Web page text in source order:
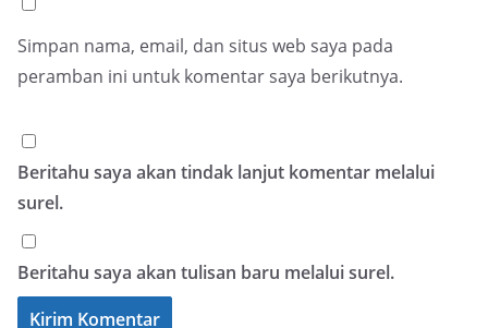
Simpan nama, email, dan situs web saya pada
peramban ini untuk komentar saya berikutnya.
Beritahu saya akan tindak lanjut komentar melalui
surel.
Beritahu saya akan tulisan baru melalui surel.